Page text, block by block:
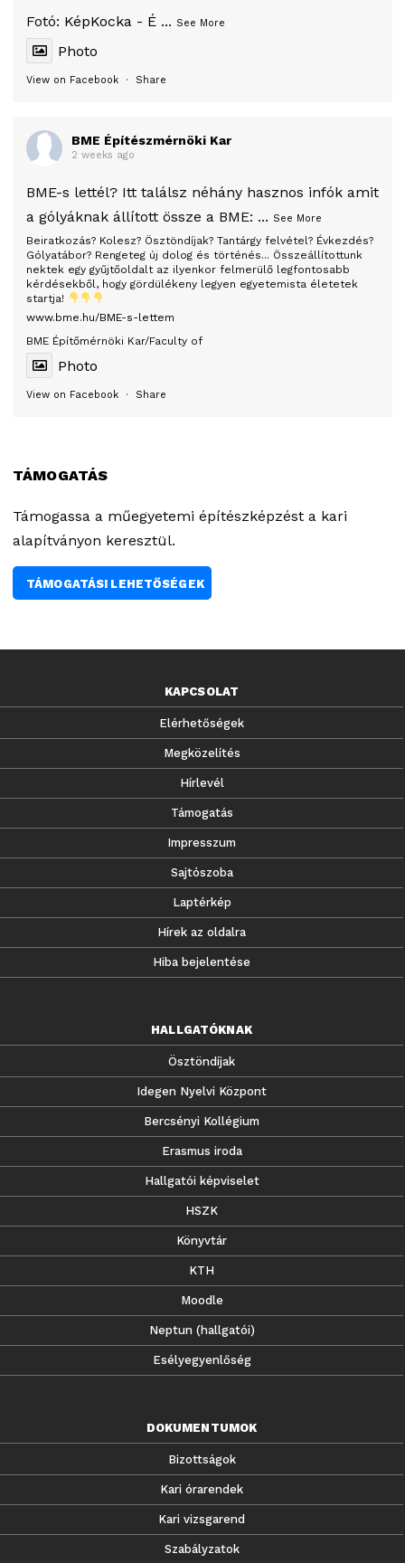
Fotó: KépKocka - É ... See More
Photo
View on Facebook · Share
BME Építészmérnöki Kar
2 weeks ago
BME-s lettél? Itt találsz néhány hasznos infók amit
a gólyáknak állított össze a BME:
Beiratkozás? Kolesz? Ösztöndíjak? Tantárgy felvétel? Évkezdés?
Gólyatábor? Rengeteg új dolog és történés... Összeállítottunk
nektek egy gyűjtőoldalt az ilyenkor felmerülő legfontosabb
kérdésekből, hogy gördülékeny legyen egyetemista életetek
startja!
www.bme.hu/BME-s-lettem
BME Építőmérnöki Kar/Faculty of
... See More
Photo
View on Facebook · Share
TÁMOGATÁS
Támogassa a műegyetemi építészképzést a kari
alapítványon keresztül.
TÁMOGATÁSI LEHETŐSÉGEK
KAPCSOLAT
Elérhetőségek
Megközelítés
Hírlevél
Támogatás
Impresszum
Sajtószoba
Laptérkép
Hírek az oldalra
Hiba bejelentése
HALLGATÓKNAK
Ösztöndíjak
Idegen Nyelvi Központ
Bercsényi Kollégium
Erasmus iroda
Hallgatói képviselet
HSZK
Könyvtár
KTH
Moodle
Neptun (hallgatói)
Esélyegyenlőség
DOKUMENTUMOK
Bizottságok
Kari órarendek
Kari vizsgarend
Szabályzatok